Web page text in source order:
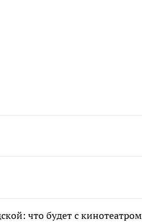
что будет с кинотеатром